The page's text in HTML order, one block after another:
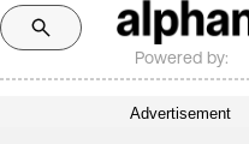
Powered by:
Advertisement